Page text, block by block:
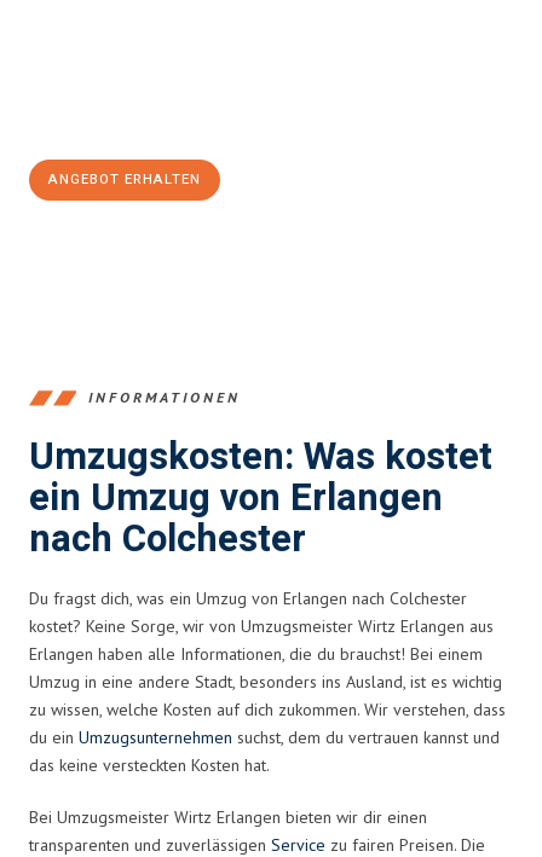
ANGEBOT ERHALTEN
INFORMATIONEN
Umzugskosten: Was kostet
ein Umzug von Erlangen
nach Colchester
Du fragst dich, was ein Umzug von Erlangen nach Colchester
kostet? Keine Sorge, wir von Umzugsmeister Wirtz Erlangen aus
Erlangen haben alle Informationen, die du brauchst! Bei einem
Umzug in eine andere Stadt, besonders ins Ausland, ist es wichtig
zu wissen, welche Kosten auf dich zukommen. Wir verstehen, dass
du ein Umzugsunternehmen suchst, dem du vertrauen kannst und
das keine versteckten Kosten hat.
Bei Umzugsmeister Wirtz Erlangen bieten wir dir einen
transparenten und zuverlässigen Service zu fairen Preisen. Die